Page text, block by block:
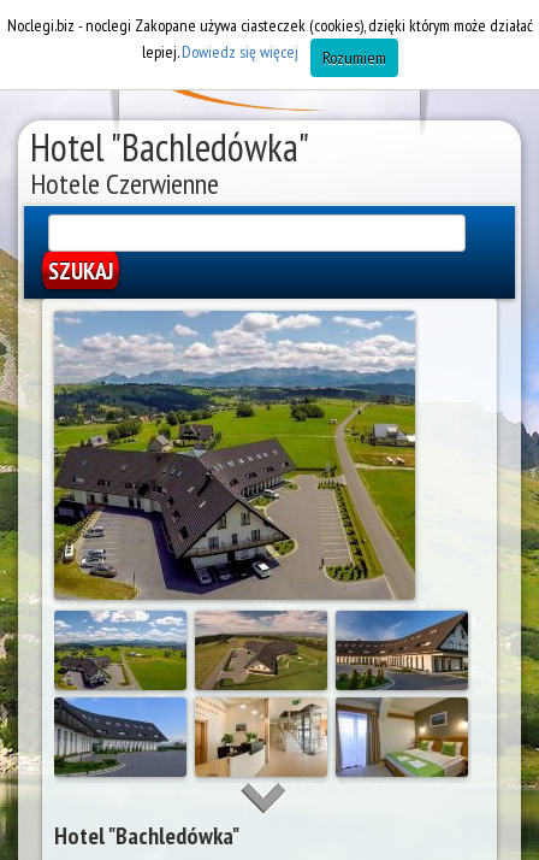
Hotel "Bachledówka"
Hotele Czerwienne
Hotel "Bachledówka"
Noclegi.biz - noclegi Zakopane używa ciasteczek (cookies), dzięki którym może działać
lepiej.Dowiedz się więcej Rozumiem